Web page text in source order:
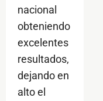
nacional
obteniendo
excelentes
resultados,
dejando en
alto el